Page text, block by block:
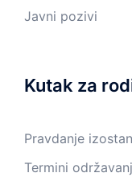
Javni pozivi
Kutak za
Pravdanje
Termini